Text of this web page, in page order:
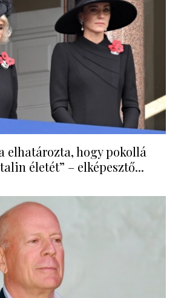
elhatározta, hogy pokollá
életét” – elképesztő...